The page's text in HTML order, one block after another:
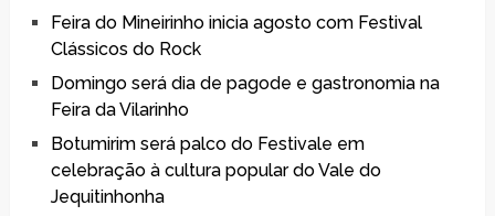
Feira do Mineirinho inicia agosto com Festival
Clássicos do Rock
Domingo será dia de pagode e gastronomia na
Feira da Vilarinho
Botumirim será palco do Festivale em
celebração à cultura popular do Vale do
Jequitinhonha